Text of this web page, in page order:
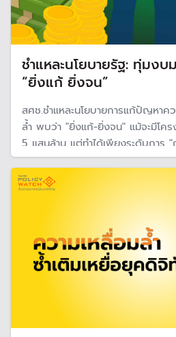
ชำแหละนโยบายรัฐ: ทุ่มง
“ยิ่งแก้ ยิ่งจน”
สศช.ชำแหละนโยบายการแก้ปัญหาค
ล้ำ พบว่า "ยิ่งแก้-ยิ่งจน" แม้จะมีโคร
5 แสนล้าน แต่ทำได้เพียงระดับการ "
แต่ไม่สามารถแก้ปัญหาโครงสร้างที่
และเหลื่อมล้ำได้ ในทางตรงกันข้ามค
ล้ำกลับแย่ลง